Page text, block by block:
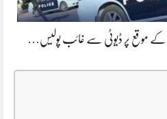
آمد کے موقع پر ڈیوٹی سے غائب پولیس…